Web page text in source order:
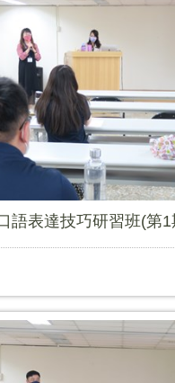
語表達技巧研習班(第1